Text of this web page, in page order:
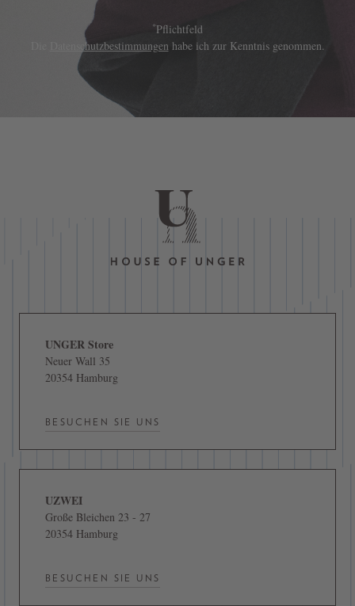
*Pflichtfeld
Datenschutzbestimmungen habe ich zur Kenntnis genommen.
UNGER Store
Neuer Wall 35
20354 Hamburg
BESUCHEN SIE UNS
UZWEI
Große Bleichen 23 - 27
20354 Hamburg
BESUCHEN SIE UNS